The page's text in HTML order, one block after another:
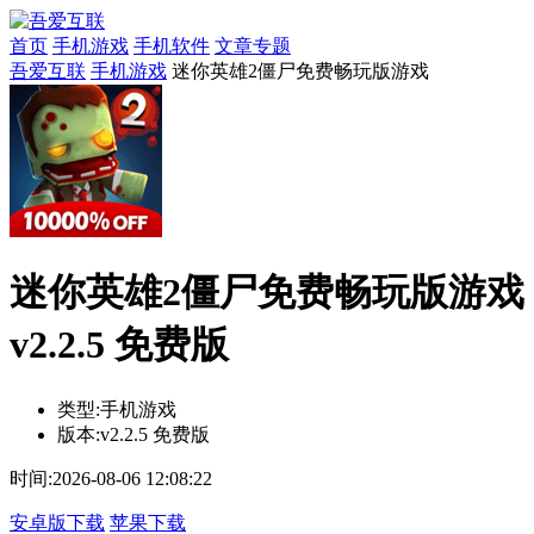
首页 手机游戏 手机软件 文章专题
吾爱互联 手机游戏 迷你英雄2僵尸免费畅玩版游戏
迷你英雄2僵尸免费畅玩版游戏
v2.2.5 免费版
类型:手机游戏
版本:v2.2.5 免费版
时间:2026-08-06 12:08:22
安卓版下载 苹果下载